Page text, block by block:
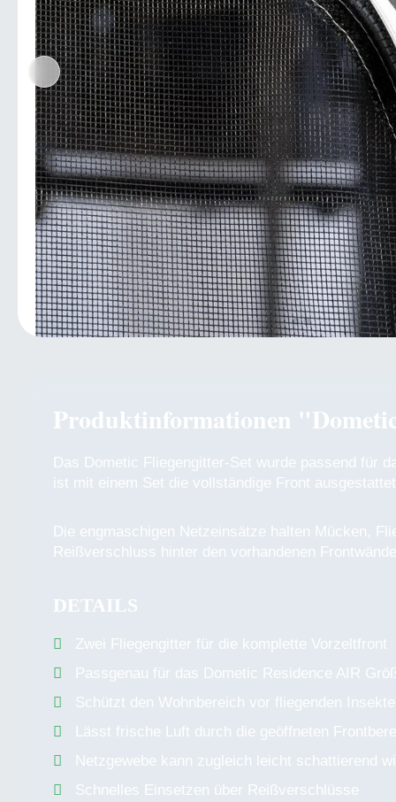
Produktinformationen
Das Dometic Fliegengitter-Set wurde passend für
ist mit einem Set die vollständige Front
Die engmaschigen Netzeinsätze halten Mücken,
Reißverschluss hinter den vorhandenen
DETAILS
Zwei Fliegengitter für die komplette Vorzeltfront
Passgenau für das Dometic Residence AIR
Schützt den Wohnbereich vor fliegenden
Lässt frische Luft durch die geöffneten
Netzgewebe kann zugleich leicht schattierend
Schnelles Einsetzen über Reißverschlüsse